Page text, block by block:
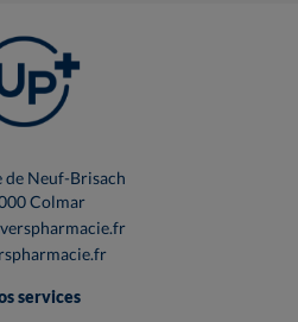
de Neuf-Brisach
Colmar
services